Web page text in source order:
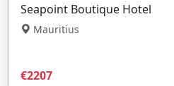
Seapoint Boutique Hotel
Mauritius
€2207